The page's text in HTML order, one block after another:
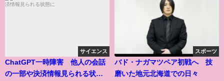
サイエンス
ChatGPT一時障害 他人の会話
の一部や決済情報見られる状態
スポーツ
バド・ナガマツペア初戦へ 技
磨いた地元北海道での日々